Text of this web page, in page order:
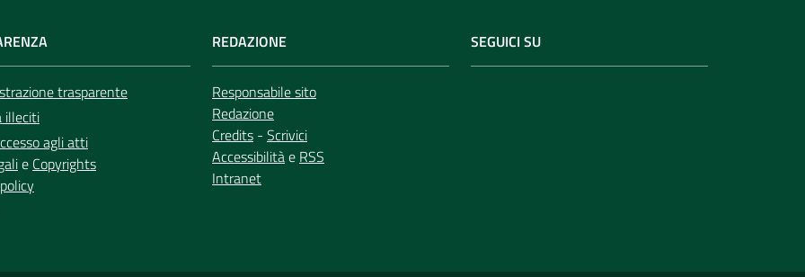
trasparente
illeciti
agli atti
e Copyrights
REDAZIONE
Responsabile sito
Redazione
Credits - Scrivici
Accessibilitàe RSS
Intranet
SEGUICI SU